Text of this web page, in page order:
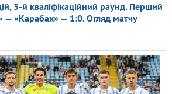
3-й кваліфікаційний раунд. Перший
— «Карабах» — 1:0. Огляд матчу